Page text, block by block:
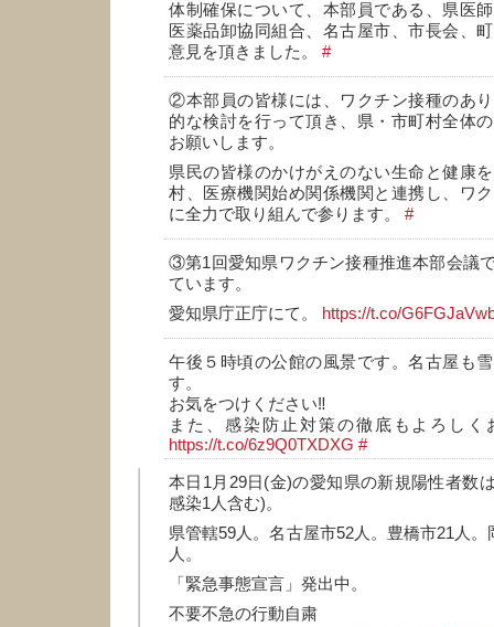
体制確保について、本部員である、県医
医薬品卸協同組合、名古屋市、市長会、
意見を頂きました。 #
②本部員の皆様には、ワクチン接種のあ
的な検討を行って頂き、県・市町村全体
お願いします。
県民の皆様のかけがえのない生命と健康
村、医療機関始め関係機関と連携し、ワ
に全力で取り組んで参ります。 #
③第1回愛知県ワクチン接種推進本部会議
ています。
愛知県庁正庁にて。
https://t.co/
午後５時頃の公館の風景です。名古屋も
す。
お気をつけください‼️
また、感染防止対策の徹底もよろし
https://t.co/6z9Q0TXDXG #
本日1月29日(金)の愛知県の新規陽性者数
感染1人含む)。
県管轄59人。名古屋市52人。豊橋市21人
人。
「緊急事態宣言」発出中。
不要不急の行動自粛